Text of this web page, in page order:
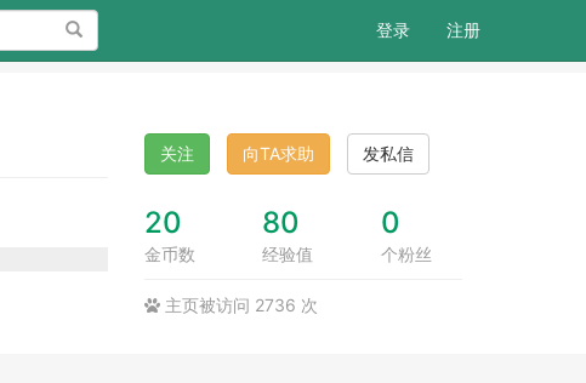
搜索 登录 注册
关注 向TA求助 发私信
20
金币数
80
经验值
0
个粉丝
主页被访问 2736 次